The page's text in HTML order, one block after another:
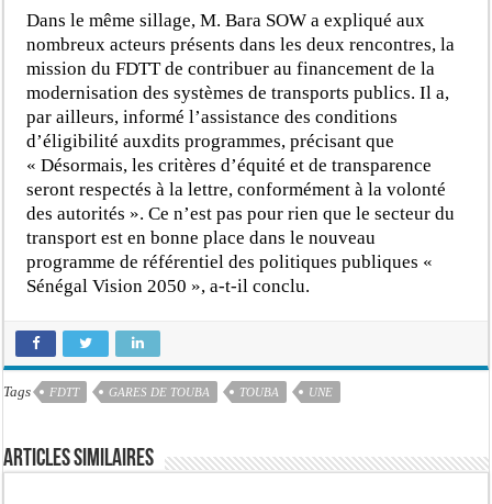
Dans le même sillage, M. Bara SOW a expliqué aux
nombreux acteurs présents dans les deux rencontres, la
mission du FDTT de contribuer au financement de la
modernisation des systèmes de transports publics. Il a,
par ailleurs, informé l’assistance des conditions
d’éligibilité auxdits programmes, précisant que
« Désormais, les critères d’équité et de transparence
seront respectés à la lettre, conformément à la volonté
des autorités ». Ce n’est pas pour rien que le secteur du
transport est en bonne place dans le nouveau
programme de référentiel des politiques publiques «
Sénégal Vision 2050 », a-t-il conclu.
Tags FDTT GARES DE TOUBA TOUBA UNE
Articles similaires